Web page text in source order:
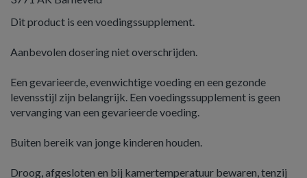
Dit product is een voedingssupplement.
Aanbevolen dosering niet overschrijden.
Een gevarieerde, evenwichtige voeding en een gezonde
levensstijl zijn belangrijk. Een voedingssupplement is geen
vervanging van een gevarieerde voeding.
Buiten bereik van jonge kinderen houden.
Droog, afgesloten en bij kamertemperatuur bewaren, tenzij